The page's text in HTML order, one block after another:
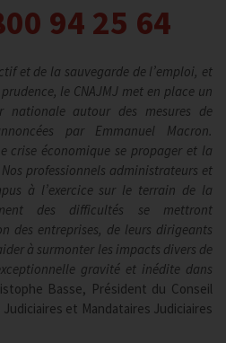
94 25 64
et de la sauvegarde de l’emploi, et
le CNAJMJ met en place un
nationale autour des mesures de
par Emmanuel Macron.
crise économique se propager et la
professionnels administrateurs et
à l’exercice sur le terrain de la
des difficultés se mettront
des entreprises, de leurs dirigeants
à surmonter les impacts divers de
gravité et inédite dans
Basse, Président du Conseil
et Mandataires Judiciaires